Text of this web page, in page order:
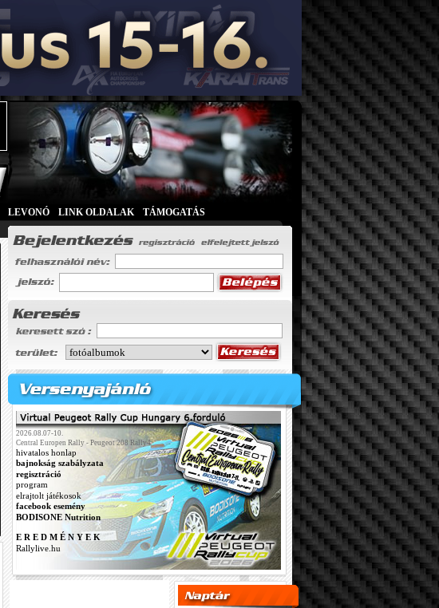
LEVONÓ LINK OLDALAK TÁMOGATÁS
2026.08.07-10.
Central Europen Rally - Peugeot 208 Rally4
hivatalos honlap
bajnokság szabályzata
regisztráció
program
elrajtolt játékosok
facebook esemény
BODISONE Nutrition
E R E D M É N Y E K
Rallylive.hu